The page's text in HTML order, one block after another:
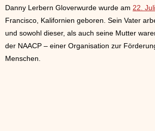
Danny Lerbern Gloverwurde wurde am 22.
Francisco, Kalifornien geboren. Sein Vater
und sowohl dieser, als auch seine Mutter
der NAACP – einer Organisation zur
Menschen.